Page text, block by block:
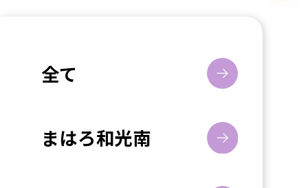
全て
まはろ和光南